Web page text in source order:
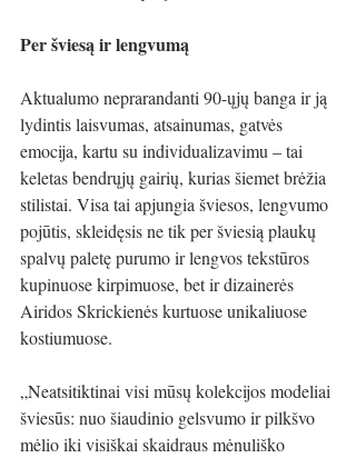
Per šviesą ir lengvumą
Aktualumo neprarandanti 90-ųjų banga ir ją
lydintis laisvumas, atsainumas, gatvės
emocija, kartu su individualizavimu – tai
keletas bendrųjų gairių, kurias šiemet brėžia
stilistai. Visa tai apjungia šviesos, lengvumo
pojūtis, skleidęsis ne tik per šviesią plaukų
spalvų paletę purumo ir lengvos tekstūros
kupinuose kirpimuose, bet ir dizainerės
Airidos Skrickienės kurtuose unikaliuose
kostiumuose.
„Neatsitiktinai visi mūsų kolekcijos modeliai
šviesūs: nuo šiaudinio gelsvumo ir pilkšvo
mėlio iki visiškai skaidraus mėnuliško